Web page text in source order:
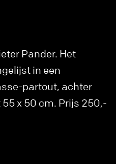
Pander. Het
in een
partout, achter
x 50 cm. Prijs 250,-